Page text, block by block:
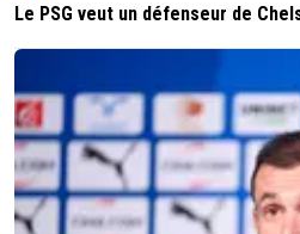
Le PSG veut un défenseur de